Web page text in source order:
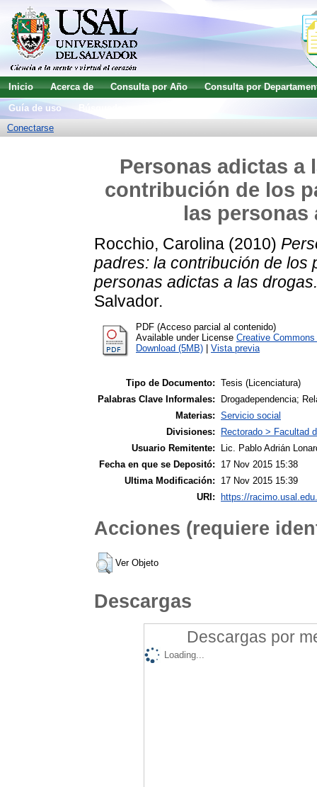
Inicio Acerca de Consulta por Año
Consulta por
Guía de uso
Conectarse
Personas adictas a
contribución de los
las personas
Rocchio, Carolina (2010)
padres: la contribución de los
personas adictas a las drogas.
Salvador.
PDF (Acceso parcial al contenido)
Available under License Creative
Download (5MB)
Vista previa
Tipo de Documento: Tesis (Licenciatura)
Palabras Clave Informales:
Drogadependencia;
Materias: Servicio social
Divisiones:
Rectorado > Facultad
Usuario Remitente:
Lic. Pablo Adrián
Fecha en que se Depositó:
17 Nov 2015 15:38
Ultima Modificación:
17 Nov 2015 15:39
URI:
https://
Acciones (requiere
Ver Objeto
Descargas
Descargas por
Loading...